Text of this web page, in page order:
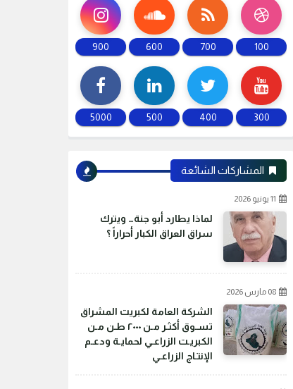
100
700
600
900
300
400
500
5000
المشاركات الشائعة
11 يونيو 2026
لماذا يطارد أبو جنة… ويترك
سراق العراق الكبار أحراراً ؟
08 مارس 2026
الشركة العامة لكبريت المشراق
تسـوق أكثـر مـن ٢٠٠٠ طـن مـن
الكبريـت الزراعـي لحمايـة ودعـم
الإنتـاج الزراعـي